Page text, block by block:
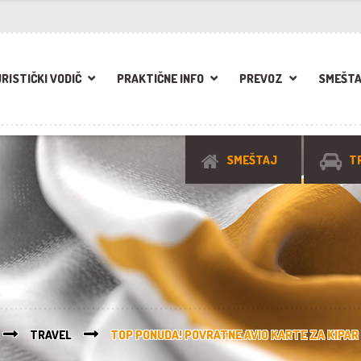
VODIČ PRAKTIČNE INFO PREVOZ
SMEŠTAJ
TRAVEL TOP PONUDA! POVRATNE AVIO KARTE ZA